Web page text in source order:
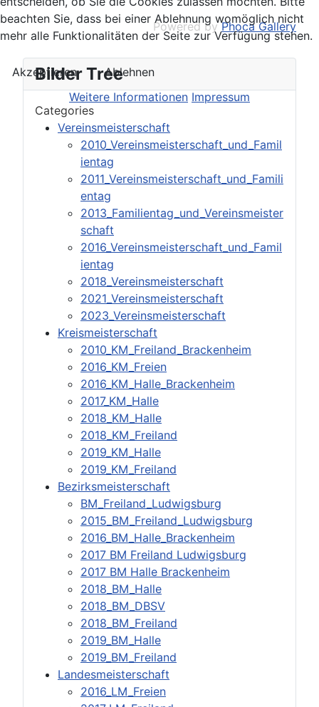
Bilder Tree
Categories
Vereinsmeisterschaft
2010_Vereinsmeisterschaft_und_Famil
ientag
2011_Vereinsmeisterschaft_und_Famili
entag
2013_Familientag_und_Vereinsmeister
schaft
2016_Vereinsmeisterschaft_und_Famil
ientag
2018_Vereinsmeisterschaft
2021_Vereinsmeisterschaft
2023_Vereinsmeisterschaft
Kreismeisterschaft
2010_KM_Freiland_Brackenheim
2016_KM_Freien
2016_KM_Halle_Brackenheim
2017_KM_Halle
2018_KM_Halle
2018_KM_Freiland
2019_KM_Halle
2019_KM_Freiland
Bezirksmeisterschaft
BM_Freiland_Ludwigsburg
2015_BM_Freiland_Ludwigsburg
2016_BM_Halle_Brackenheim
2017 BM Freiland Ludwigsburg
2017 BM Halle Brackenheim
2018_BM_Halle
2018_BM_DBSV
2018_BM_Freiland
2019_BM_Halle
2019_BM_Freiland
Landesmeisterschaft
2016_LM_Freien
Powered byPhoca Gallery
beachten Sie, dass bei einer Ablehnung womöglich nicht
mehr alle Funktionalitäten der Seite zur Verfügung stehen.
Akzeptieren
Ablehnen
Weitere Informationen Impressum